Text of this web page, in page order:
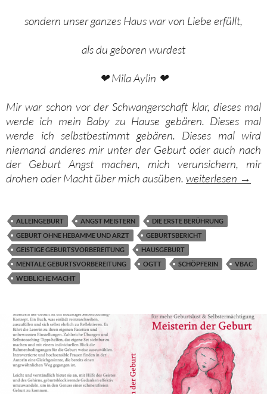
sondern unser ganzes Haus war von Liebe erfüllt,
als du geboren wurdest
❤ Mila Aylin ❤
Mir war schon vor der Schwangerschaft klar, dieses mal
werde ich mein Baby zu Hause gebären. Dieses mal
werde ich selbstbestimmt gebären. Dieses mal wird
niemand anderes mir unter der Geburt oder auch nach
der Geburt Angst machen, mich verunsichern, mir
drohen oder Macht über mich ausüben. Die dritte
weiterlesen →
ALLEINGEBURT ANGST MEISTERN
DIE ERSTE BERÜHRUNG
GEBURT OHNE HEBAMME UND ARZT
GEBURTSBERICHT
GEISTIGE GEBURTSVORBEREITUNG
HAUSGEBURT
MENTALE GEBURTSVORBEREITUNG
OGTT SCHÖPFERIN
VBAC
WEIBLICHE MACHT